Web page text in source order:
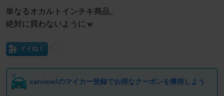
単なるオカルトインチキ商品。
絶対に買わないようにｗ
イイね！
carview!のマイカー登録でお得なクーポンを獲得しよう